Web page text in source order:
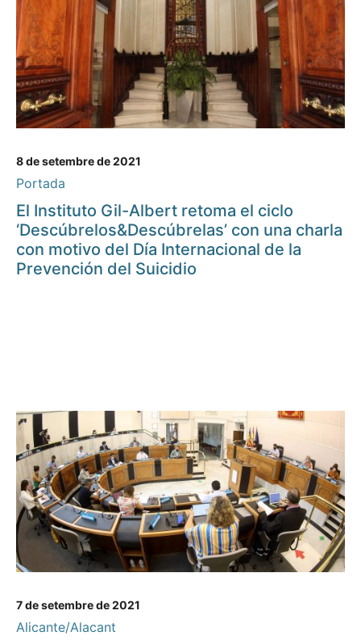
8 de setembre de 2021
Portada
El Instituto Gil-Albert retoma el ciclo
‘Descúbrelos&Descúbrelas’ con una charla
con motivo del Día Internacional de la
Prevención del Suicidio
7 de setembre de 2021
Alicante/Alacant